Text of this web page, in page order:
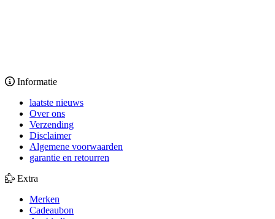
Informatie
laatste nieuws
Over ons
Verzending
Disclaimer
Algemene voorwaarden
garantie en retourren
Extra
Merken
Cadeaubon